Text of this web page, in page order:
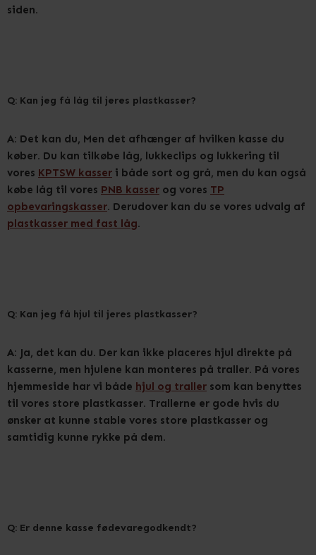
siden.
Q: Kan jeg få låg til jeres plastkasser?
A: Det kan du, Men det afhænger af hvilken kasse du
køber. Du kan tilkøbe låg, lukkeclips og lukkering til
vores KPTSW kasser i både sort og grå, men du kan også
købe låg til vores PNB kasser og vores TP
opbevaringskasser. Derudover kan du se vores udvalg af
plastkasser med fast låg.
Q: Kan jeg få hjul til jeres plastkasser?
A: Ja, det kan du. Der kan ikke placeres hjul direkte på
kasserne, men hjulene kan monteres på traller. På vores
hjemmeside har vi både hjul og traller som kan benyttes
til vores store plastkasser. Trallerne er gode hvis du
ønsker at kunne stable vores store plastkasser og
samtidig kunne rykke på dem.
Q: Er denne kasse fødevaregodkendt?